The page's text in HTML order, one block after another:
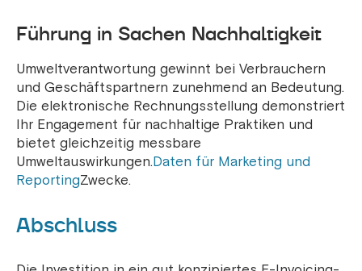
Führung in Sachen Nachhaltigkeit
Umweltverantwortung gewinnt bei Verbrauchern
und Geschäftspartnern zunehmend an Bedeutung.
Die elektronische Rechnungsstellung demonstriert
Ihr Engagement für nachhaltige Praktiken und
bietet gleichzeitig messbare
Umweltauswirkungen.Daten für Marketing und
ReportingZwecke.
Abschluss